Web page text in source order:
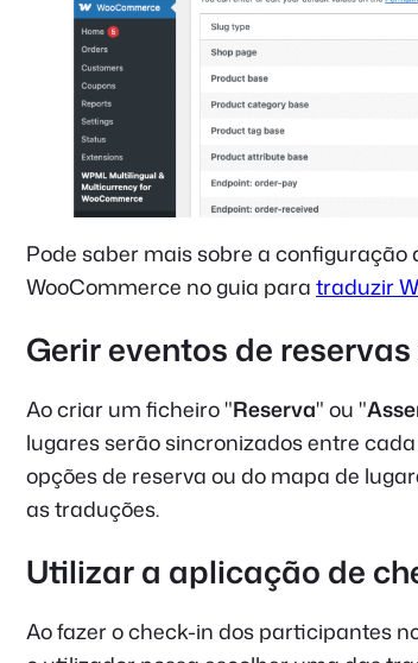
Pode saber mais sobre a
WooCommerce no guia para traduzir
Gerir eventos de
Ao criar um ficheiro "Reserva" ou "
lugares serão sincronizados entre
opções de reserva ou do mapa de
as traduções.
Utilizar a aplicação de
Ao fazer o check-in dos participantes